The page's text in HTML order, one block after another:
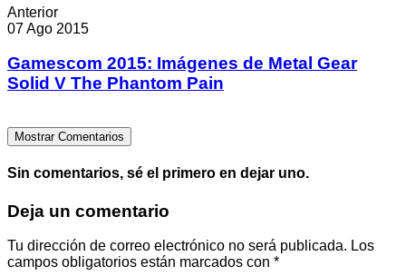
Anterior
07 Ago 2015
Gamescom 2015: Imágenes de Metal Gear
Solid V The Phantom Pain
Mostrar Comentarios
Sin comentarios, sé el primero en dejar uno.
Deja un comentario
Tu dirección de correo electrónico no será publicada. Los
campos obligatorios están marcados con *